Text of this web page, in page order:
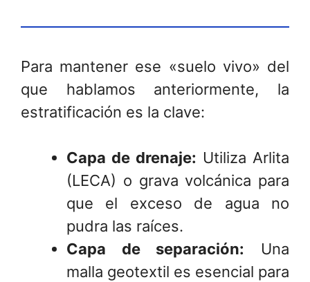
Para mantener ese «suelo vivo» del
que hablamos anteriormente, la
estratificación es la clave:
Capa de drenaje: Utiliza Arlita
(LECA) o grava volcánica para
que el exceso de agua no
pudra las raíces.
Capa de separación: Una
malla geotextil es esencial para